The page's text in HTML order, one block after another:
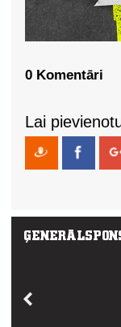
0 Komentāri
Lai